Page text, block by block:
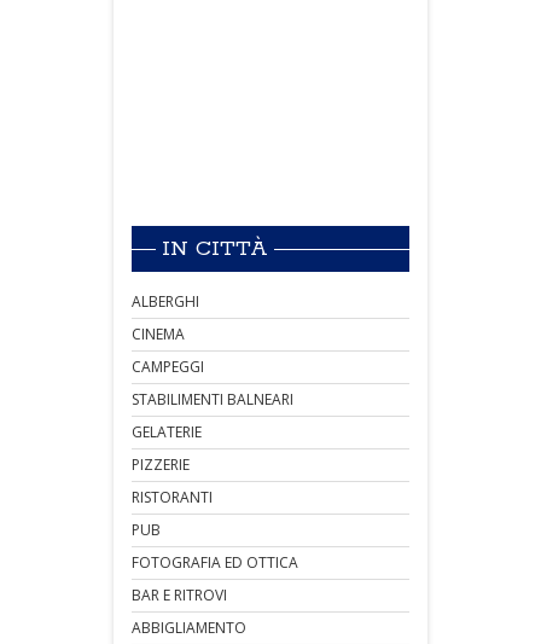
IN CITTÀ
ALBERGHI
CINEMA
CAMPEGGI
STABILIMENTI BALNEARI
GELATERIE
PIZZERIE
RISTORANTI
PUB
FOTOGRAFIA ED OTTICA
BAR E RITROVI
ABBIGLIAMENTO